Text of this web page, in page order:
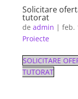
Solicitare
tutorat
de admin | feb.
Proiecte
SOLICITARE
TUTORAT